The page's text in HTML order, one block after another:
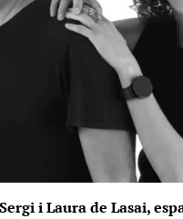
i Laura de Lasai,